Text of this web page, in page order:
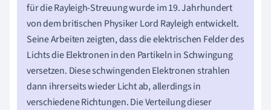
für die Rayleigh-Streuung wurde im 19. Jahrhundert
von dem britischen Physiker Lord Rayleigh entwickelt.
Seine Arbeiten zeigten, dass die elektrischen Felder des
Lichts die Elektronen in den Partikeln in Schwingung
versetzen. Diese schwingenden Elektronen strahlen
dann ihrerseits wieder Licht ab, allerdings in
verschiedene Richtungen. Die Verteilung dieser